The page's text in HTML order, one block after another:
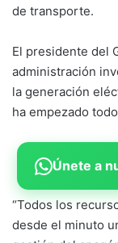
de transporte.
El presidente del
administración
la generación
ha empezado
Únete a
“Todos los
desde el minuto